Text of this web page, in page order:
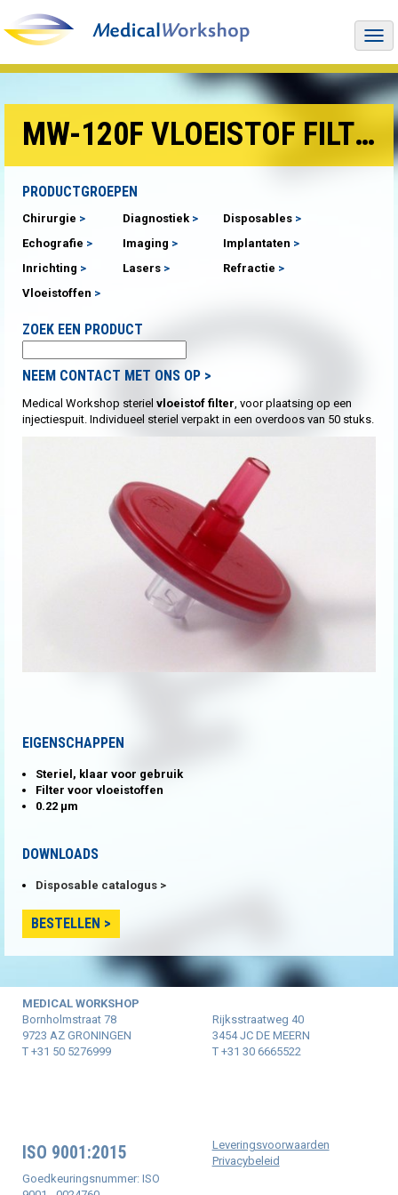
MW-120F VLOEISTOF FILTER
PRODUCTGROEPEN
Chirurgie Diagnostiek
Disposables
Echografie
Imaging
Implantaten
Inrichting
Lasers
Refractie
Vloeistoffen
ZOEK EEN PRODUCT
NEEM CONTACT MET ONS OP >
Medical Workshop steriel vloeistof filter , voor plaatsing op een
injectiespuit. Individueel steriel verpakt in een overdoos van 50 stuks.
EIGENSCHAPPEN
Steriel, klaar voor gebruik
Filter voor vloeistoffen
0.22 µm
DOWNLOADS
Disposable catalogus
BESTELLEN
MEDICAL WORKSHOP
Bornholmstraat 78
9723 AZ GRONINGEN
T +31 50 5276999
Rijksstraatweg 40
3454 JC DE MEERN
T +31 30 6665522
ISO 9001:2015
Goedkeuringsnummer: ISO
Leveringsvoorwaarden
Privacybeleid